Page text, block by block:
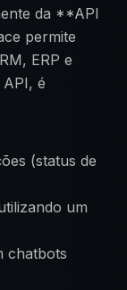
da **API
permite
ERP e
é
(status de
um
chatbots